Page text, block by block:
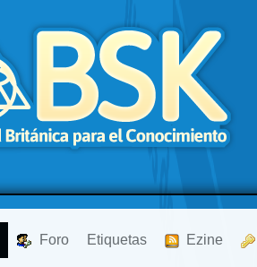
Foro Etiquetas Ezine